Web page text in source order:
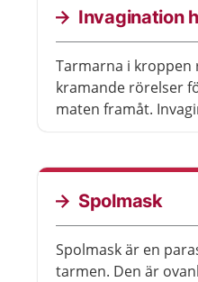
år gamla, men du
oavsett ålder.
Invagination
Tarmarna i kroppen
kramande rörelser
maten framåt.
delen. Barnet får då
det blir stopp i
tarmvred.
vanligast hos barn
tre månader och två
Spolmask
Spolmask är en
tarmen. Den är